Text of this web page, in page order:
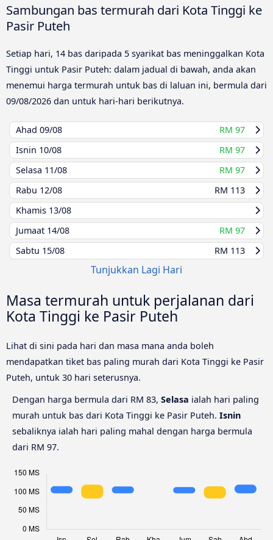
Sambungan bas termurah dari Kota Tinggi ke
Pasir Puteh
Setiap hari, 14 bas daripada 5 syarikat bas meninggalkan Kota
Tinggi untuk Pasir Puteh: dalam jadual di bawah, anda akan
menemui harga termurah untuk bas di laluan ini, bermula dari
09/08/2026 dan untuk hari-hari berikutnya.
Ahad 09/08
RM 97
Isnin 10/08
RM 97
Selasa 11/08
RM 97
Rabu 12/08
RM 113
Khamis 13/08
Jumaat 14/08
RM 97
Sabtu 15/08 RM 113
Tunjukkan Lagi Hari
Masa termurah untuk perjalanan dari
Kota Tinggi ke Pasir Puteh
Lihat di sini pada hari dan masa mana anda boleh
mendapatkan tiket bas paling murah dari Kota Tinggi ke Pasir
Puteh, untuk 30 hari seterusnya.
Dengan harga bermula dari RM 83, Selasa ialah hari paling
murah untuk bas dari Kota Tinggi ke Pasir Puteh. Isnin
sebaliknya ialah hari paling mahal dengan harga bermula
dari RM 97.